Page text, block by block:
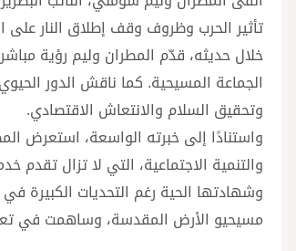
تأثير الحرب وظروف وقف إطلاق النار
خلال حديثه، قدّم المطران وليم رؤية
الجماعة المسيحية. كما ناقش الدور
وتحقيق السلام والانتعاش الاقتصادي.
واستنادًا إلى خبرته الواسعة، استعرض
والتنمية الاجتماعية، التي لا تزال
وشهادتها الحية رغم التحديات الكبيرة
مسيحيو الأرض المقدسة، وساهمت في